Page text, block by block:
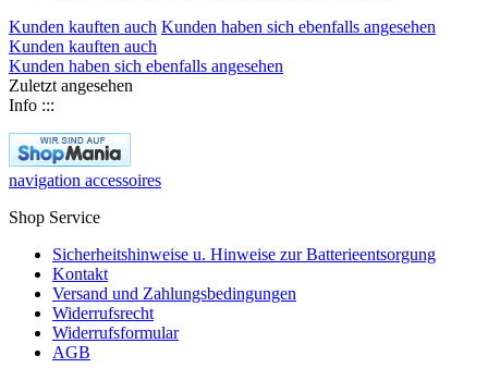
Kunden kauften auch Kunden haben sich ebenfalls angesehen
Kunden kauften auch
Kunden haben sich ebenfalls angesehen
Zuletzt angesehen
Info :::
navigation accessoires
Shop Service
Sicherheitshinweise u. Hinweise zur Batterieentsorgung
Kontakt
Versand und Zahlungsbedingungen
Widerrufsrecht
Widerrufsformular
AGB